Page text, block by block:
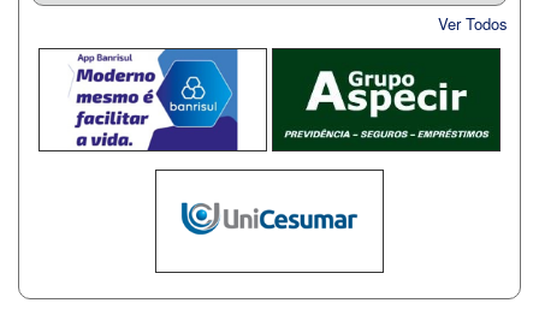
Ver Todos